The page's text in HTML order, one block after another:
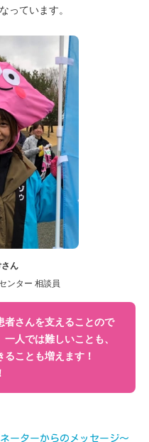
っています。
さん
ンター 相談員
者さんを支えることので
人では難しいことも、
ことも増えます！
ーターからのメッセージ～